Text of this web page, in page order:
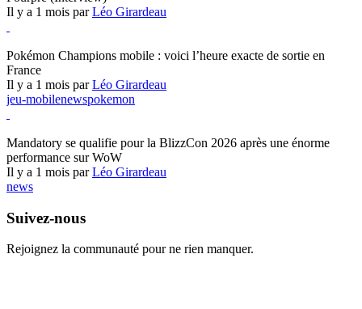
Il y a 1 mois parLéo Girardeau
Pokémon Champions mobile : voici l’heure exacte de sortie en
France
Il y a 1 mois parLéo Girardeau
jeu-mobilenewspokemon
Mandatory se qualifie pour la BlizzCon 2026 après une énorme
performance sur WoW
Il y a 1 mois parLéo Girardeau
news
Suivez-nous
Rejoignez la communauté pour ne rien manquer.